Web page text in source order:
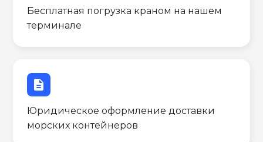
Бесплатная погрузка краном на нашем
терминале
description
Юридическое оформление доставки
морских контейнеров